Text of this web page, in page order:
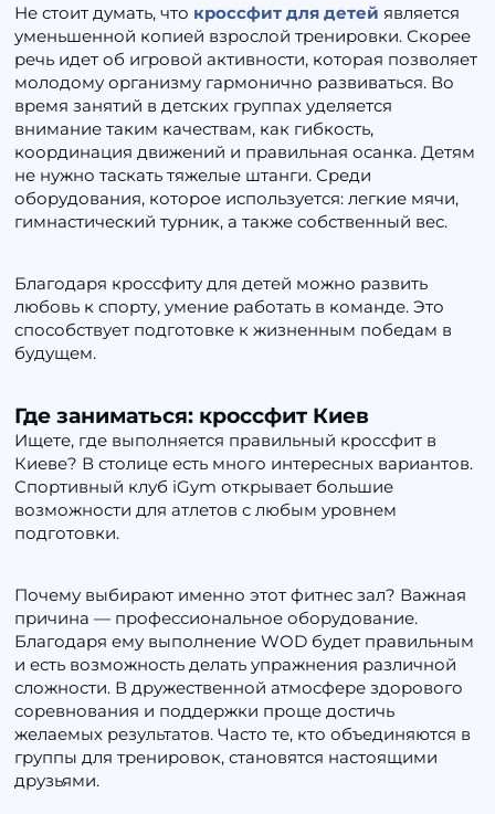
Не стоит думать, что кроссфит для детей является
уменьшенной копией взрослой тренировки. Скорее
речь идет об игровой активности, которая позволяет
молодому организму гармонично развиваться. Во
время занятий в детских группах уделяется
внимание таким качествам, как гибкость,
координация движений и правильная осанка. Детям
не нужно таскать тяжелые штанги. Среди
оборудования, которое используется: легкие мячи,
гимнастический турник, а также собственный вес.
Благодаря кроссфиту для детей можно развить
любовь к спорту, умение работать в команде. Это
способствует подготовке к жизненным победам в
будущем.
Где заниматься: кроссфит Киев
Ищете, где выполняется правильный кроссфит в
Киеве? В столице есть много интересных вариантов.
Спортивный клуб iGym открывает большие
возможности для атлетов с любым уровнем
подготовки.
Почему выбирают именно этот фитнес зал? Важная
причина — профессиональное оборудование.
Благодаря ему выполнение WOD будет правильным
и есть возможность делать упражнения различной
сложности. В дружественной атмосфере здорового
соревнования и поддержки проще достичь
желаемых результатов. Часто те, кто объединяются в
группы для тренировок, становятся настоящими
друзьями.